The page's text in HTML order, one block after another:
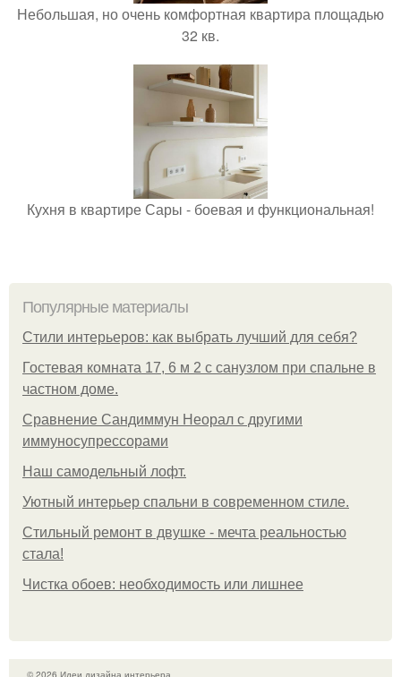
Небольшая, но очень комфортная квартира площадью
32 кв.
Кухня в квартире Сары - боевая и функциональная!
Популярные материалы
Стили интерьеров: как выбрать лучший для себя?
Гостевая комната 17, 6 м 2 с санузлом при спальне в
частном доме.
Сравнение Сандиммун Неорал с другими
иммуносупрессорами
Наш самодельный лофт.
Уютный интерьер спальни в современном стиле.
Стильный ремонт в двушке - мечта реальностью
стала!
Чистка обоев: необходимость или лишнее
© 2026 Идеи дизайна интерьера